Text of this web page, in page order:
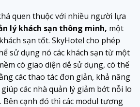
quen thuộc với nhiều người lựa
lý khách sạn thông minh, một
sạn tốt. SkyHotel cho phép
sử dụng nó các khách sạn từ một
có giao diện dễ sử dụng, có thể
các thao tác đơn giản, khả năng
các nhà quản lý giảm bớt nỗi lo
cạnh đó thì các modul tương